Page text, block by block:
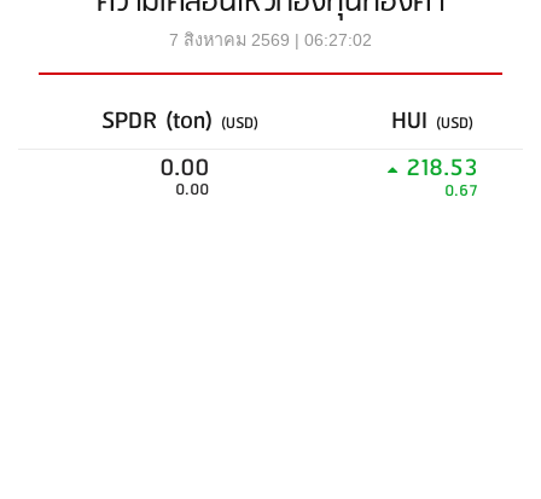
7 สิงหาคม 2569 | 06:27:02
SPDR (ton) (USD) HUI (USD)
0.00
0.00
218.53
0.67